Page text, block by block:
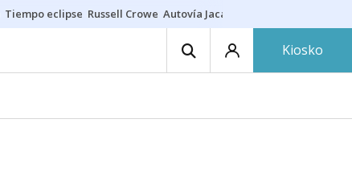
Tiempo eclipse Russell Crowe Autovía Jaca
Kiosko